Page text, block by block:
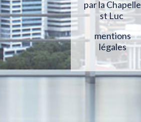
par la Chapelle
st Luc
mentions
légales